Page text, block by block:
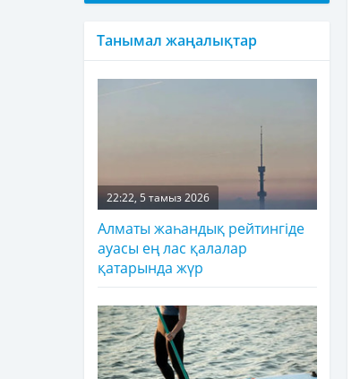
Танымал жаңалықтар
22:22, 5 тамыз 2026
Алматы жаһандық рейтингіде
ауасы ең лас қалалар
қатарында жүр